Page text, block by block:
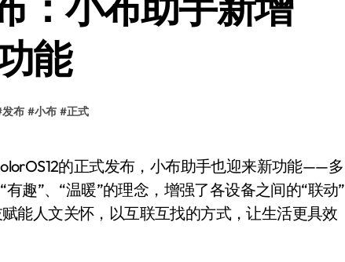
能
发布 #小布 #正式
趣”、“温暖”的理念，增强了各设备之间的“联动”
能人文关怀，以互联互找的方式，让生活更具效